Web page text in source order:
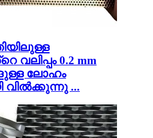
വലിപ്പം 0.2 mm
ലോഹം
...